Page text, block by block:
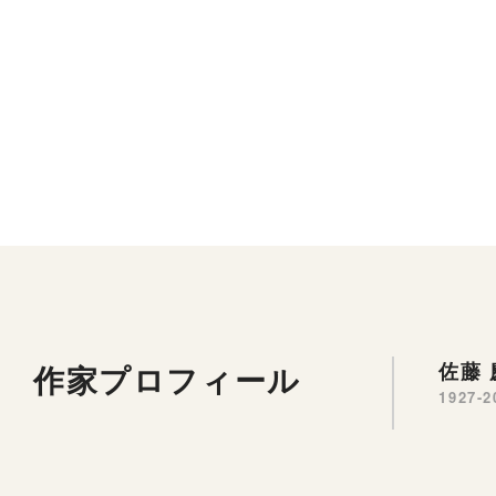
作家プロフィール 佐藤
1927-